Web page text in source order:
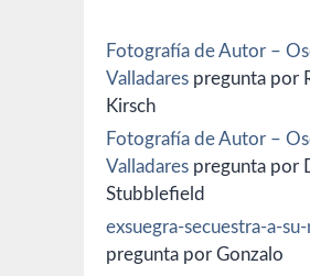
Fotografía de Autor –
Valladares pregunta por
Kirsch
Fotografía de Autor –
Valladares pregunta por
Stubblefield
exsuegra-secuestra-a-
pregunta por Gonzalo